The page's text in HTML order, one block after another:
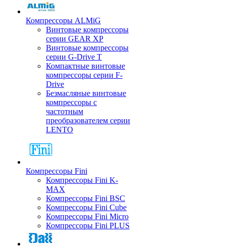
Компрессоры ALMiG
Винтовые компрессоры
серии GEAR XP
Винтовые компрессоры
серии G-Drive T
Компактные винтовые
компрессоры серии F-
Drive
Безмасляные винтовые
компрессоры с
частотным
преобразователем серии
LENTO
Компрессоры Fini
Компрессоры Fini K-
MAX
Компрессоры Fini BSC
Компрессоры Fini Cube
Компрессоры Fini Micro
Компрессоры Fini PLUS